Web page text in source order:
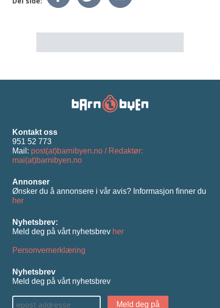
Kontakt oss
951 52 773
Mail: post(at)barnibyen.no / Redaktør:
mai(at)barnibyen.no
Annonser
Ønsker du å annonsere i vår avis? Informasjon ﬁnner du
her
Nyhetsbrev:
Meld deg på vårt nyhetsbrev her
Personvernerklæring
Nyhetsbrev
Meld deg på vårt nyhetsbrev